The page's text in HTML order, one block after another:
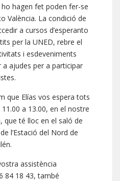
hagen fet poden fer-se
València. La condició de
a cursos d’esperanto
per la UNED, rebre el
i esdeveniments
ajudes per a participar
que Elías vos espera tots
a 13.00, en el nostre
que té lloc en el saló de
l’Estació del Nord de
assistència
84 18 43, també